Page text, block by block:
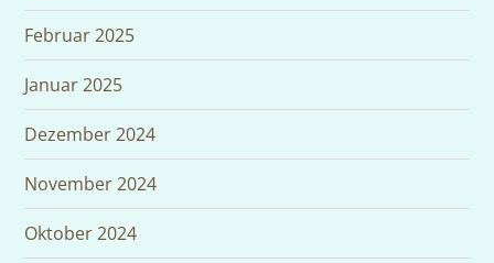
Februar 2025
Januar 2025
Dezember 2024
November 2024
Oktober 2024